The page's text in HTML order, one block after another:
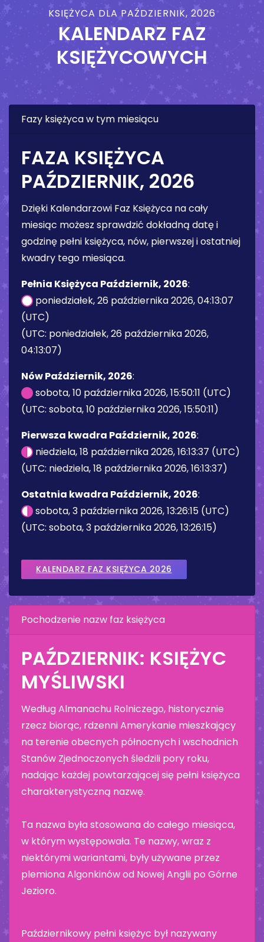
KSIĘŻYCA DLA PAŹDZIERNIK, 2026
KALENDARZ FAZ
KSIĘŻYCOWYCH
Fazy księżyca w tym miesiącu
FAZA KSIĘŻYCA
PAŹDZIERNIK, 2026
Dzięki Kalendarzowi Faz Księżyca na cały
miesiąc możesz sprawdzić dokładną datę i
godzinę pełni księżyca, nów, pierwszej i ostatniej
kwadry tego miesiąca.
Pełnia Księżyca Październik, 2026:
poniedziałek, 26 października 2026, 04:13:07
(UTC)
(UTC: poniedziałek, 26 października 2026,
04:13:07)
Nów Październik, 2026:
sobota, 10 października 2026, 15:50:11 (UTC)
(UTC: sobota, 10 października 2026, 15:50:11)
Pierwsza kwadra Październik, 2026:
niedziela, 18 października 2026, 16:13:37 (UTC)
(UTC: niedziela, 18 października 2026, 16:13:37)
Ostatnia kwadra Październik, 2026:
sobota, 3 października 2026, 13:26:15 (UTC)
(UTC: sobota, 3 października 2026, 13:26:15)
KALENDARZ FAZ KSIĘŻYCA 2026
Pochodzenie nazw faz księżyca
PAŹDZIERNIK: KSIĘŻYC
MYŚLIWSKI
Według Almanachu Rolniczego, historycznie
rzecz biorąc, rdzenni Amerykanie mieszkający
na terenie obecnych północnych i wschodnich
Stanów Zjednoczonych śledzili pory roku,
nadając każdej powtarzającej się pełni księżyca
charakterystyczną nazwę.
Ta nazwa była stosowana do całego miesiąca,
w którym występowała. Te nazwy, wraz z
niektórymi wariantami, były używane przez
plemiona Algonkinów od Nowej Anglii po Górne
Jezioro.
Październikowy pełni księżyc był nazywany